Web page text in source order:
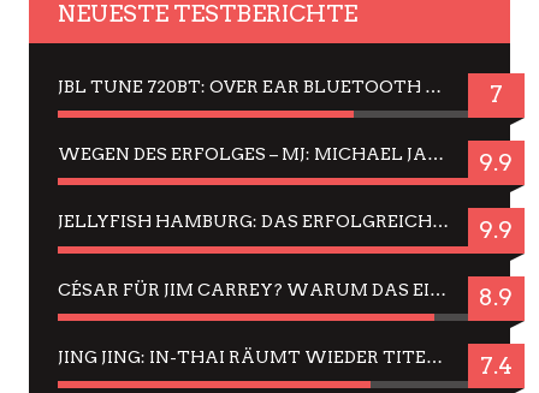
NEUESTE TESTBERICHTE
JBL TUNE 720BT: OVER EAR BLUETOOTH KOPFHÖRER UM DIE 50,-€ IM DAUER-TEST 7
WEGEN DES ERFOLGES – MJ: MICHAEL JACKSON MUSICAL IN EINER MATINEE SEHEN 9.9
JELLYFISH HAMBURG: DAS ERFOLGREICHE SOMMER-MENÜ 2025 IN GEFÜHLEN UND BILDERN 9.9
CÉSAR FÜR JIM CARREY? WARUM DAS EINER DER NERVIGSTEN ACTORS IST UND BLEIBT 8.9
JING JING: IN-THAI RÄUMT WIEDER TITEL AB – EIN ZWEI-STUNDEN-ERLEBNISBERICHT 7.4